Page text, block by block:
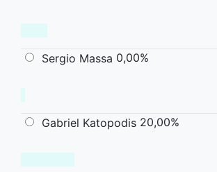
Sergio Massa 0,00%
Gabriel Katopodis 20,00%